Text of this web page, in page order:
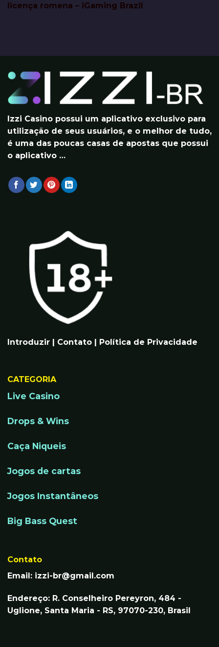
licença romena – iGaming Brazil
Izzi Casino possui um aplicativo exclusivo para
utilização de seus usuários, e o melhor de tudo,
é uma das poucas casas de apostas que possui
o aplicativo …
Introduzir Contato Política de Privacidade
CATEGORIA
Live Casino
Drops & Wins
Caça Niqueis
Jogos de cartas
Jogos Instantâneos
Big Bass Quest
Contato
Email: izzi-br@gmail.com
Endereço: R. Conselheiro Pereyron, 484 -
Uglione, Santa Maria - RS, 97070-230, Brasil